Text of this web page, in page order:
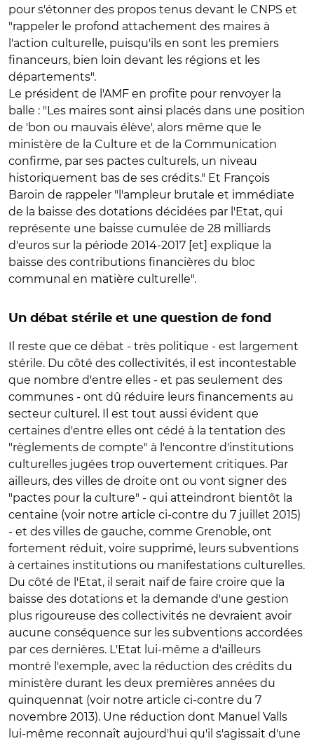
pour s'étonner des propos tenus devant le CNPS et
"rappeler le profond attachement des maires à
l'action culturelle, puisqu'ils en sont les premiers
financeurs, bien loin devant les régions et les
départements".
Le président de l'AMF en profite pour renvoyer la
balle : "Les maires sont ainsi placés dans une position
de 'bon ou mauvais élève', alors même que le
ministère de la Culture et de la Communication
confirme, par ses pactes culturels, un niveau
historiquement bas de ses crédits." Et François
Baroin de rappeler "l'ampleur brutale et immédiate
de la baisse des dotations décidées par l'Etat, qui
représente une baisse cumulée de 28 milliards
d'euros sur la période 2014-2017 [et] explique la
baisse des contributions financières du bloc
communal en matière culturelle".
Un débat stérile et une question de fond
Il reste que ce débat - très politique - est largement
stérile. Du côté des collectivités, il est incontestable
que nombre d'entre elles - et pas seulement des
communes - ont dû réduire leurs financements au
secteur culturel. Il est tout aussi évident que
certaines d'entre elles ont cédé à la tentation des
"règlements de compte" à l'encontre d'institutions
culturelles jugées trop ouvertement critiques. Par
ailleurs, des villes de droite ont ou vont signer des
"pactes pour la culture" - qui atteindront bientôt la
centaine (voir notre article ci-contre du 7 juillet 2015)
- et des villes de gauche, comme Grenoble, ont
fortement réduit, voire supprimé, leurs subventions
à certaines institutions ou manifestations culturelles.
Du côté de l'Etat, il serait naïf de faire croire que la
baisse des dotations et la demande d'une gestion
plus rigoureuse des collectivités ne devraient avoir
aucune conséquence sur les subventions accordées
par ces dernières. L'Etat lui-même a d'ailleurs
montré l'exemple, avec la réduction des crédits du
ministère durant les deux premières années du
quinquennat (voir notre article ci-contre du 7
novembre 2013). Une réduction dont Manuel Valls
lui-même reconnaît aujourd'hui qu'il s'agissait d'une